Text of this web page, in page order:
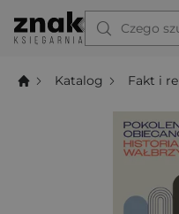
Czego
Katalog Fakt i